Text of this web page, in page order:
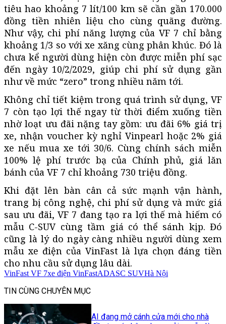
tiêu hao khoảng 7 lít/100 km sẽ cần gần 170.000
đồng tiền nhiên liệu cho cùng quãng đường.
Như vậy, chi phí năng lượng của VF 7 chỉ bằng
khoảng 1/3 so với xe xăng cùng phân khúc. Đó là
chưa kể người dùng hiện còn được miễn phí sạc
đến ngày 10/2/2029, giúp chi phí sử dụng gần
như về mức “zero” trong nhiều năm tới.
Không chỉ tiết kiệm trong quá trình sử dụng, VF
7 còn tạo lợi thế ngay từ thời điểm xuống tiền
nhờ loạt ưu đãi nặng tay gồm: ưu đãi 6% giá trị
xe, nhận voucher kỳ nghỉ Vinpearl hoặc 2% giá
xe nếu mua xe tới 30/6. Cùng chính sách miễn
100% lệ phí trước bạ của Chính phủ, giá lăn
bánh của VF 7 chỉ khoảng 730 triệu đồng.
Khi đặt lên bàn cân cả sức mạnh vận hành,
trang bị công nghệ, chi phí sử dụng và mức giá
sau ưu đãi, VF 7 đang tạo ra lợi thế mà hiếm có
mẫu C-SUV cùng tầm giá có thể sánh kịp. Đó
cũng là lý do ngày càng nhiều người dùng xem
mẫu xe điện của VinFast là lựa chọn đáng tiền
cho nhu cầu sử dụng lâu dài.
VinFast VF 7xe điện VinFastADASC SUVHà Nội
TIN CÙNG CHUYÊN MỤC
AI đang mở cánh cửa mới cho nhà